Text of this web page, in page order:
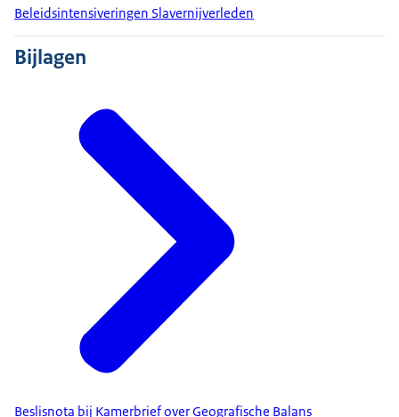
Beleidsintensiveringen Slavernijverleden
Bijlagen
Beslisnota bij Kamerbrief over Geografische Balans